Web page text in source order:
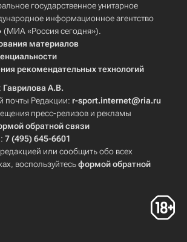
государственное унитарное
информационное агентство
(МИА «Россия сегодня»).
материалов
рекомендательных технологий
Гаврилова А.В.
почты Редакции: r-sport.internet@ria.ru
пресс-релизов и рекламы
обратной связи
7 (495) 645-6601
или сообщить обо всех
воспользуйтесьформой обратной